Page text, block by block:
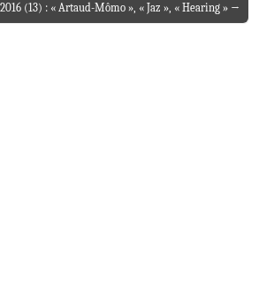
(13) : « Artaud-Mômo », « Jaz », « Hearing » →